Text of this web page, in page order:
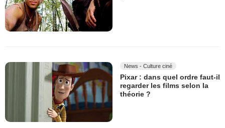
News - Culture ciné
Pixar : dans quel ordre faut-il
regarder les films selon la
théorie ?